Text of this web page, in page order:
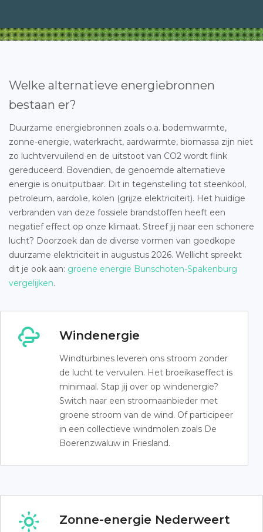
Welke alternatieve energiebronnen
bestaan er?
Duurzame energiebronnen zoals o.a. bodemwarmte,
zonne-energie, waterkracht, aardwarmte, biomassa zijn niet
zo luchtvervuilend en de uitstoot van CO2 wordt flink
gereduceerd. Bovendien, de genoemde alternatieve
energie is onuitputbaar. Dit in tegenstelling tot steenkool,
petroleum, aardolie, kolen (grijze elektriciteit). Het huidige
verbranden van deze fossiele brandstoffen heeft een
negatief effect op onze klimaat. Streef jij naar een schonere
lucht? Doorzoek dan de diverse vormen van goedkope
duurzame elektriciteit in augustus 2026. Wellicht spreekt
dit je ook aan: groene energie Bunschoten-Spakenburg
vergelijken.
Windenergie
Windturbines leveren ons stroom zonder
de lucht te vervuilen. Het broeikaseffect is
minimaal. Stap jij over op windenergie?
Switch naar een stroomaanbieder met
groene stroom van de wind. Of participeer
in een collectieve windmolen zoals De
Boerenzwaluw in Friesland.
Zonne-energie Nederweert